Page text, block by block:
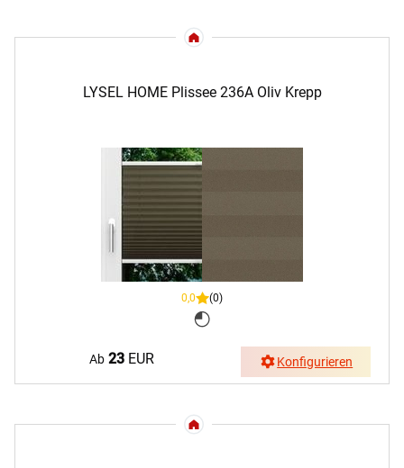
LYSEL HOME Plissee 236A Oliv Krepp
0,0 (0)
Ab 23 EUR Konfigurieren